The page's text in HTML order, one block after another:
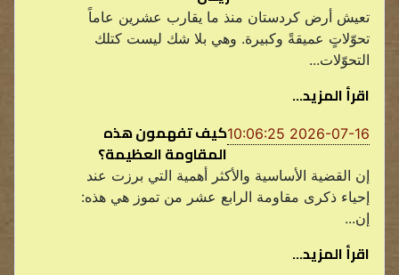
تعيش أرض كردستان منذ ما يقارب عشرين عاماً
تحوّلاتٍ عميقةً وكبيرة. وهي بلا شك ليست كتلك
التحوّلات...
اقرأ المزيد...
2026-07-16 10:06:25
كيف تفهمون هذه
المقاومة العظيمة؟
إن القضية الأساسية والأكثر أهمية التي برزت عند
إحياء ذكرى مقاومة الرابع عشر من تموز هي هذه:
إن...
اقرأ المزيد...